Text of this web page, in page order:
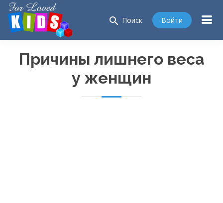
search Поиск Войти
Причины лишнего веса
у женщин